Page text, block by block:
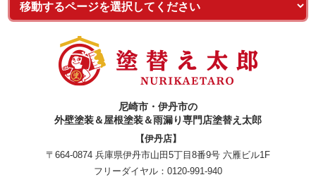
尼崎市・伊丹市の
外壁塗装＆屋根塗装＆雨漏り専門店塗替え太郎
【伊丹店】
〒664-0874 兵庫県伊丹市山田5丁目8番9号 六雁ビル1F
フリーダイヤル： 0120-991-940